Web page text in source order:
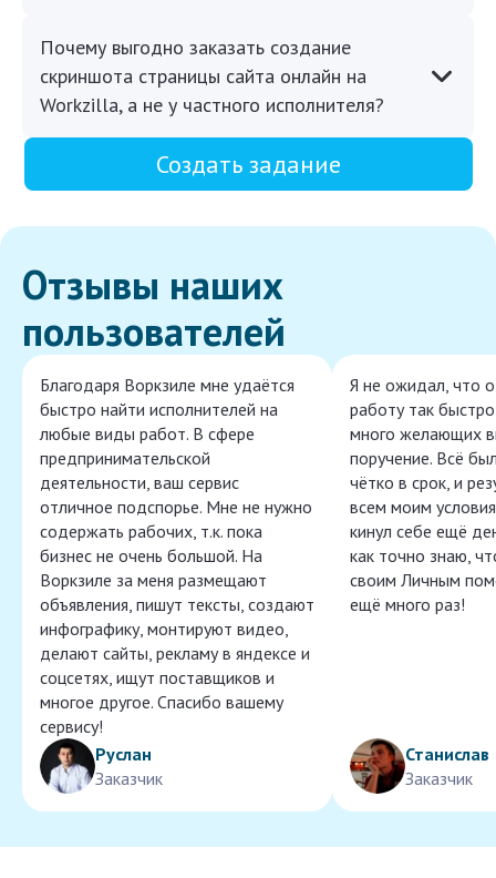
Почему выгодно заказать создание
скриншота страницы сайта онлайн на
Workzilla, а не у частного исполнителя?
Создать задание
Отзывы наших
пользователей
Благодаря Воркзиле мне удаётся
быстро найти исполнителей на
любые виды работ. В сфере
предпринимательской
деятельности, ваш сервис
отличное подспорье. Мне не нужно
содержать рабочих, т.к. пока
бизнес не очень большой. На
Воркзиле за меня размещают
объявления, пишут тексты, создают
инфографику, монтируют видео,
делают сайты, рекламу в яндексе и
соцсетях, ищут поставщиков и
многое другое. Спасибо вашему
сервису!
Руслан
Заказчик
Я не ожидал, что
работу так
много желающих
поручение. Всё
чётко в срок, и
всем моим
кинул себе ещё
как точно знаю,
своим Личным
ещё много раз!
Станислав
Заказчик